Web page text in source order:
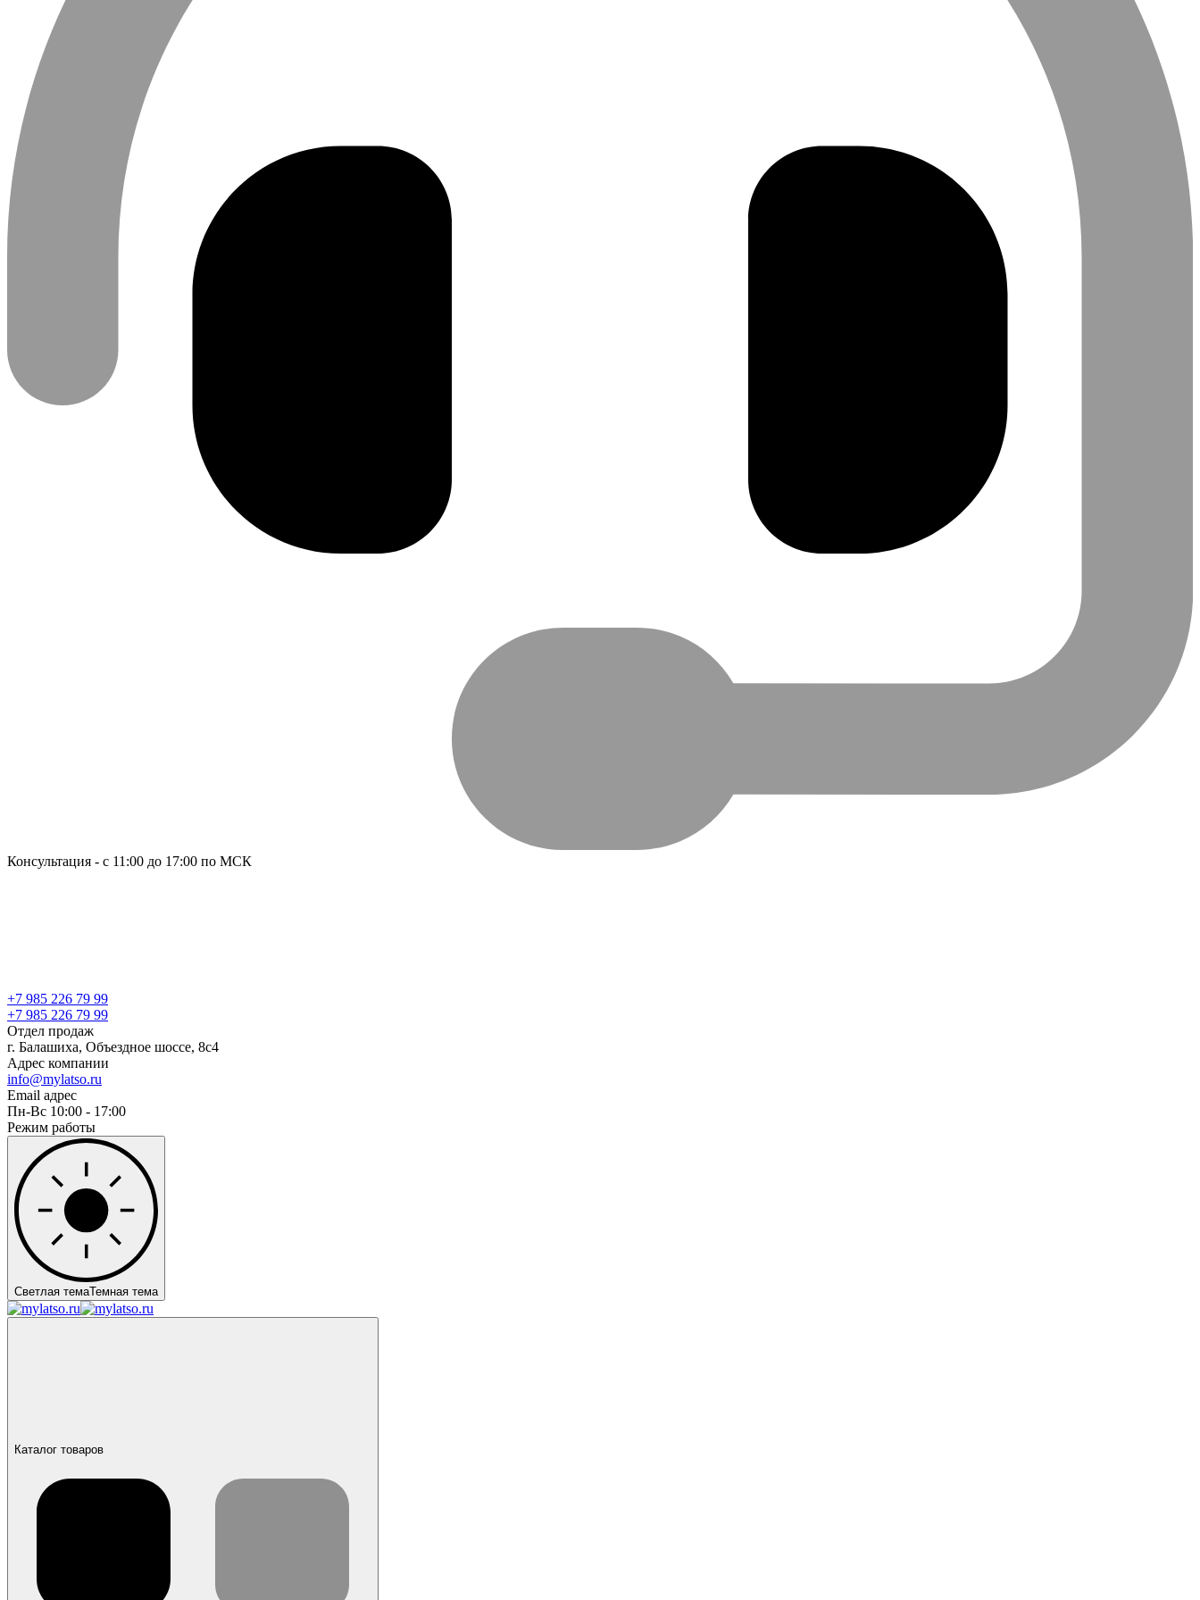
Консультация - с 11:00 до 17:00 по МСК
+7 985 226 79 99
+7 985 226 79 99
Отдел продаж
г. Балашиха, Объездное шоссе, 8с4
Адрес компании
info@mylatso.ru
Email адрес
Пн-Вс 10:00 - 17:00
Режим работы
Светлая темаТемная тема
Каталог товаров